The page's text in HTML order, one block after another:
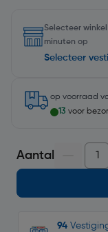
Selecteer
minuten op
Selecteer
op voorraad
13 voor
Aantal
94